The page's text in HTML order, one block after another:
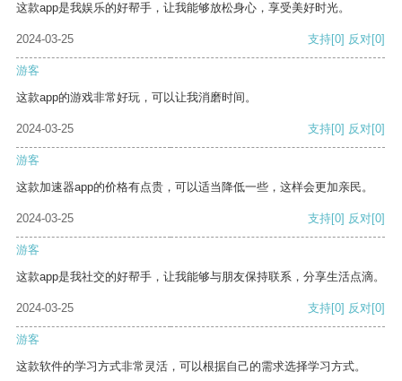
这款app是我娱乐的好帮手，让我能够放松身心，享受美好时光。
2024-03-25 支持[0] 反对[0]
游客
这款app的游戏非常好玩，可以让我消磨时间。
2024-03-25 支持[0] 反对[0]
游客
这款加速器app的价格有点贵，可以适当降低一些，这样会更加亲民。
2024-03-25 支持[0] 反对[0]
游客
这款app是我社交的好帮手，让我能够与朋友保持联系，分享生活点滴。
2024-03-25 支持[0] 反对[0]
游客
这款软件的学习方式非常灵活，可以根据自己的需求选择学习方式。